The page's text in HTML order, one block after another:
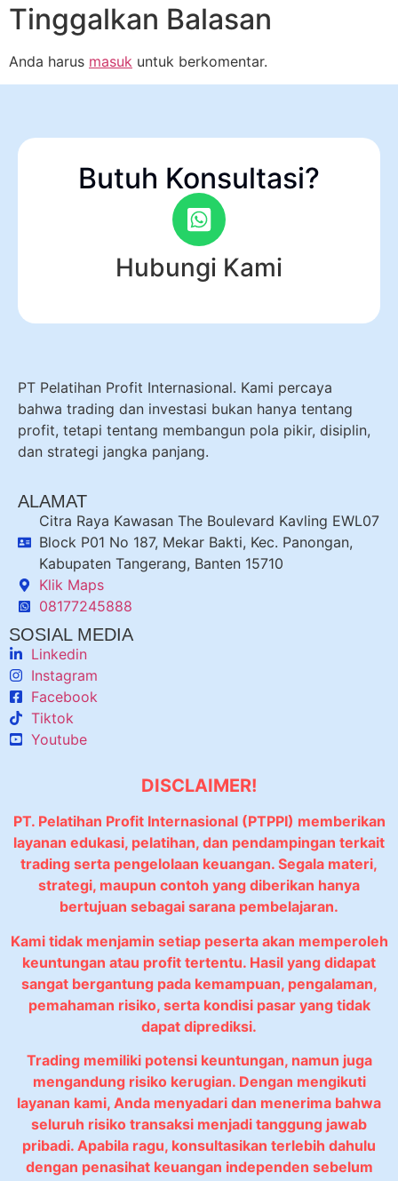
Tinggalkan Balasan
Anda harus masuk untuk berkomentar.
Butuh Konsultasi?
Hubungi Kami
PT Pelatihan Profit Internasional. Kami percaya
bahwa trading dan investasi bukan hanya tentang
profit, tetapi tentang membangun pola pikir, disiplin,
dan strategi jangka panjang.
ALAMAT
Citra Raya Kawasan The Boulevard Kavling EWL07
Block P01 No 187, Mekar Bakti, Kec. Panongan,
Kabupaten Tangerang, Banten 15710
Klik Maps
08177245888
SOSIAL MEDIA
Linkedin
Instagram
Facebook
Tiktok
Youtube
DISCLAIMER!
PT. Pelatihan Profit Internasional (PTPPI) memberikan
layanan edukasi, pelatihan, dan pendampingan terkait
trading serta pengelolaan keuangan. Segala materi,
strategi, maupun contoh yang diberikan hanya
bertujuan sebagai sarana pembelajaran.
Kami tidak menjamin setiap peserta akan memperoleh
keuntungan atau profit tertentu. Hasil yang didapat
sangat bergantung pada kemampuan, pengalaman,
pemahaman risiko, serta kondisi pasar yang tidak
dapat diprediksi.
Trading memiliki potensi keuntungan, namun juga
mengandung risiko kerugian. Dengan mengikuti
layanan kami, Anda menyadari dan menerima bahwa
seluruh risiko transaksi menjadi tanggung jawab
pribadi. Apabila ragu, konsultasikan terlebih dahulu
dengan penasihat keuangan independen sebelum